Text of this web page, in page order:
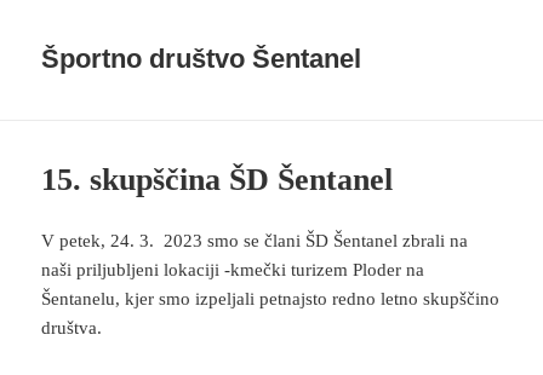
Športno društvo Šentanel
15. skupščina ŠD Šentanel
V petek, 24. 3. 2023 smo se člani ŠD Šentanel zbrali na
naši priljubljeni lokaciji -kmečki turizem Ploder na
Šentanelu, kjer smo izpeljali petnajsto redno letno skupščino
društva.